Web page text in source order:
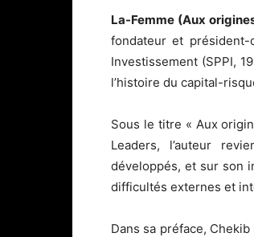
La-Femme (Aux
fondateur et
Investissement (SPPI,
l’histoire du capital-
Sous le titre « Aux
Leaders, l’auteur
développés, et sur son
difficultés externes et
Dans sa préface,